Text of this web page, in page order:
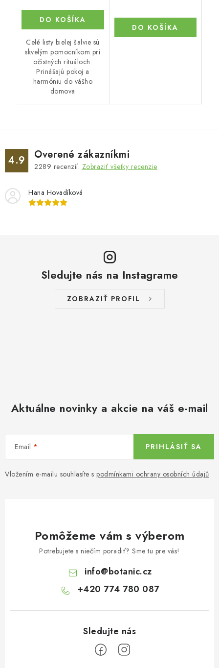
DO KOŠÍKA
Celé listy bielej šalvie sú
skvelým pomocníkom pri
očistných rituáloch.
Prinášajú pokoj a
harmóniu do vášho
domova
DO KOŠÍKA
4.9 Overené zákazníkmi
2289 recenzií. Zobraziť všetky recenzie
Hana Hovadíková
Sledujte nás na Instagrame
ZOBRAZIŤ PROFIL
Aktuálne novinky a akcie na váš e-mail
Email
Vložením e-mailu souhlasíte s podmínkami ochrany osobních údajů
PRIHLÁSIŤ SA
Pomôžeme vám s výberom
Potrebujete s niečím poradiť? Sme tu pre vás!
info@botanic.cz
+420 774 780 087